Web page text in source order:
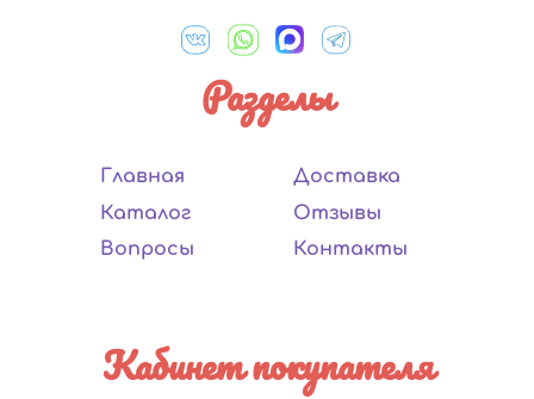
Разделы
Главная
Каталог
Вопросы
Доставка
Отзывы
Контакты
Кабинет покупателя